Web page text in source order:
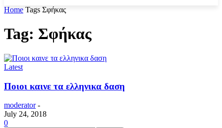
Home Tags Σφήκας
Tag: Σφήκας
Latest
Ποιοι καινε τα ελληνικα δαση
moderator -
July 24, 2018
0